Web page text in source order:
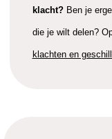
klacht? Ben je
die je wilt delen?
klachten en